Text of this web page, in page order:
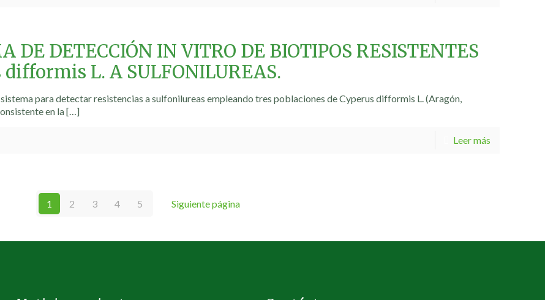
DE DETECCIÓN IN VITRO DE BIOTIPOS RESISTENTES
difformis L. A SULFONILUREAS.
sistema para detectar resistencias a sulfonilureas empleando tres poblaciones de Cyperus difformis L. (Aragón,
en la[…]
Leer más
1 2 3 4 5 Siguiente página